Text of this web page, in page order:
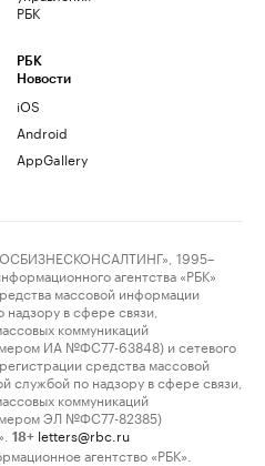
РБК
РБК
Новости
iOS
Android
AppGallery
1995–
агентства «РБК»
массовой информации
в сфере связи,
коммуникаций
ИА №ФС77-63848) и сетевого
средства массовой
службой по надзору в сфере связи,
коммуникаций
ЭЛ №ФС77-82385)
18+ letters@rbc.ru
агентство «РБК».